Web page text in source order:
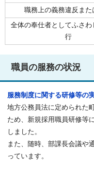
職務上の義務違反また
全体の奉仕者としてふさわ
行
職員の服務の状況
服務制度に関する研修等の
地方公務員法に定められた
ため、新規採用職員研修等
しました。
また、随時、部課長会議や
っています。